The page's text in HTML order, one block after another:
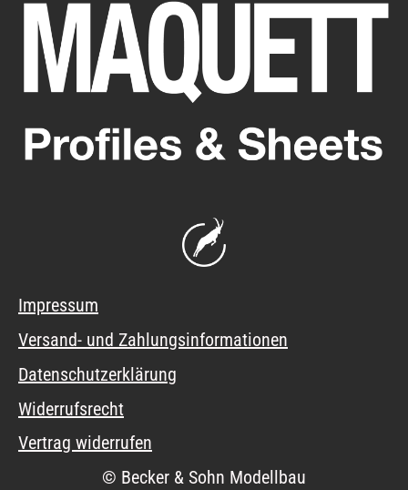
Impressum
Versand- und Zahlungsinformationen
Datenschutzerklärung
Widerrufsrecht
Vertrag widerrufen
© Becker & Sohn Modellbau